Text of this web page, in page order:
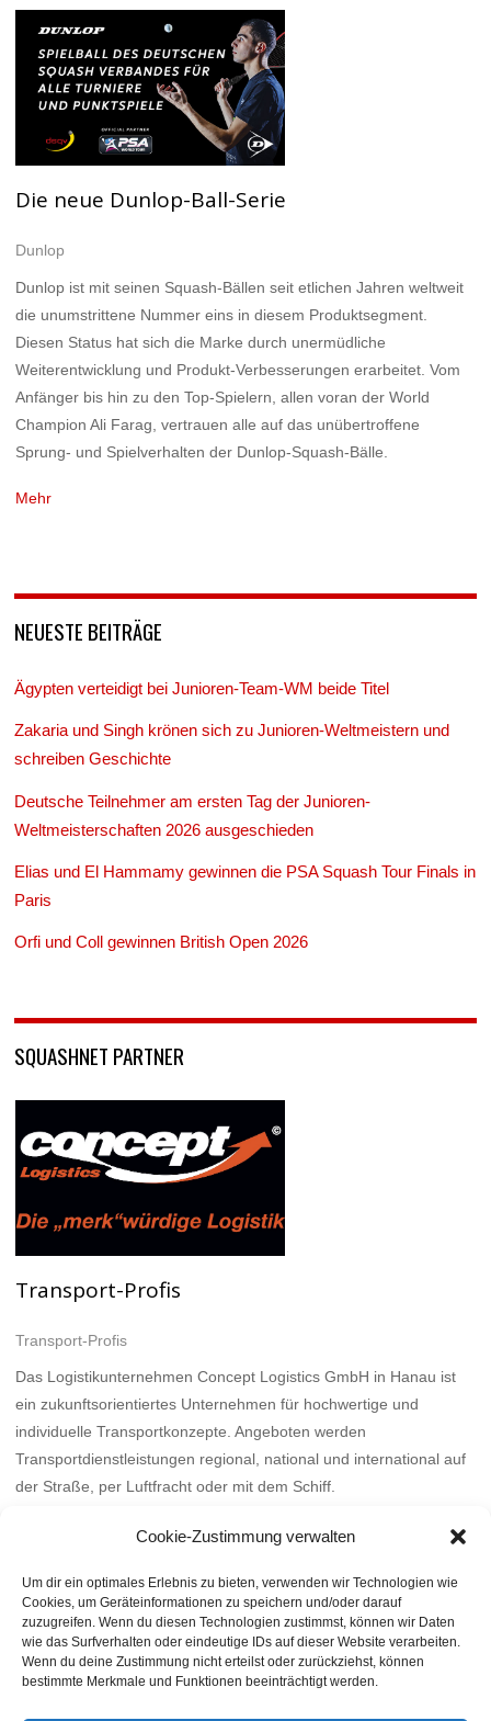
Cookie-Zustimmung verwalten
Um dir ein optimales Erlebnis zu bieten, verwenden wir Technologien wie
Cookies, um Geräteinformationen zu speichern und/oder darauf
zuzugreifen. Wenn du diesen Technologien zustimmst, können wir Daten
wie das Surfverhalten oder eindeutige IDs auf dieser Website verarbeiten.
Wenn du deine Zustimmung nicht erteilst oder zurückziehst, können
bestimmte Merkmale und Funktionen beeinträchtigt werden.
Die neue Dunlop-Ball-Serie
Dunlop
Dunlop ist mit seinen Squash-Bällen seit etlichen Jahren weltweit
die unumstrittene Nummer eins in diesem Produktsegment.
Diesen Status hat sich die Marke durch unermüdliche
Weiterentwicklung und Produkt-Verbesserungen erarbeitet. Vom
Anfänger bis hin zu den Top-Spielern, allen voran der World
Champion Ali Farag, vertrauen alle auf das unübertroffene
Sprung- und Spielverhalten der Dunlop-Squash-Bälle.
Mehr
NEUESTE BEITRÄGE
Ägypten verteidigt bei Junioren-Team-WM beide Titel
Zakaria und Singh krönen sich zu Junioren-Weltmeistern und
schreiben Geschichte
Deutsche Teilnehmer am ersten Tag der Junioren-
Weltmeisterschaften 2026 ausgeschieden
Elias und El Hammamy gewinnen die PSA Squash Tour Finals in
Paris
Orfi und Coll gewinnen British Open 2026
SQUASHNET PARTNER
Transport-Profis
Transport-Profis
Das Logistikunternehmen Concept Logistics GmbH in Hanau ist
ein zukunftsorientiertes Unternehmen für hochwertige und
individuelle Transportkonzepte. Angeboten werden
Transportdienstleistungen regional, national und international auf
der Straße, per Luftfracht oder mit dem Schiff.